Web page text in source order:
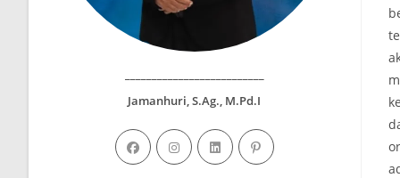
Jamanhuri, S.Ag., M.Pd.I